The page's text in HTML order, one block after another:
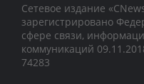
Сетевое издание
зарегистрировано
сфере связи,
коммуникаций
74283